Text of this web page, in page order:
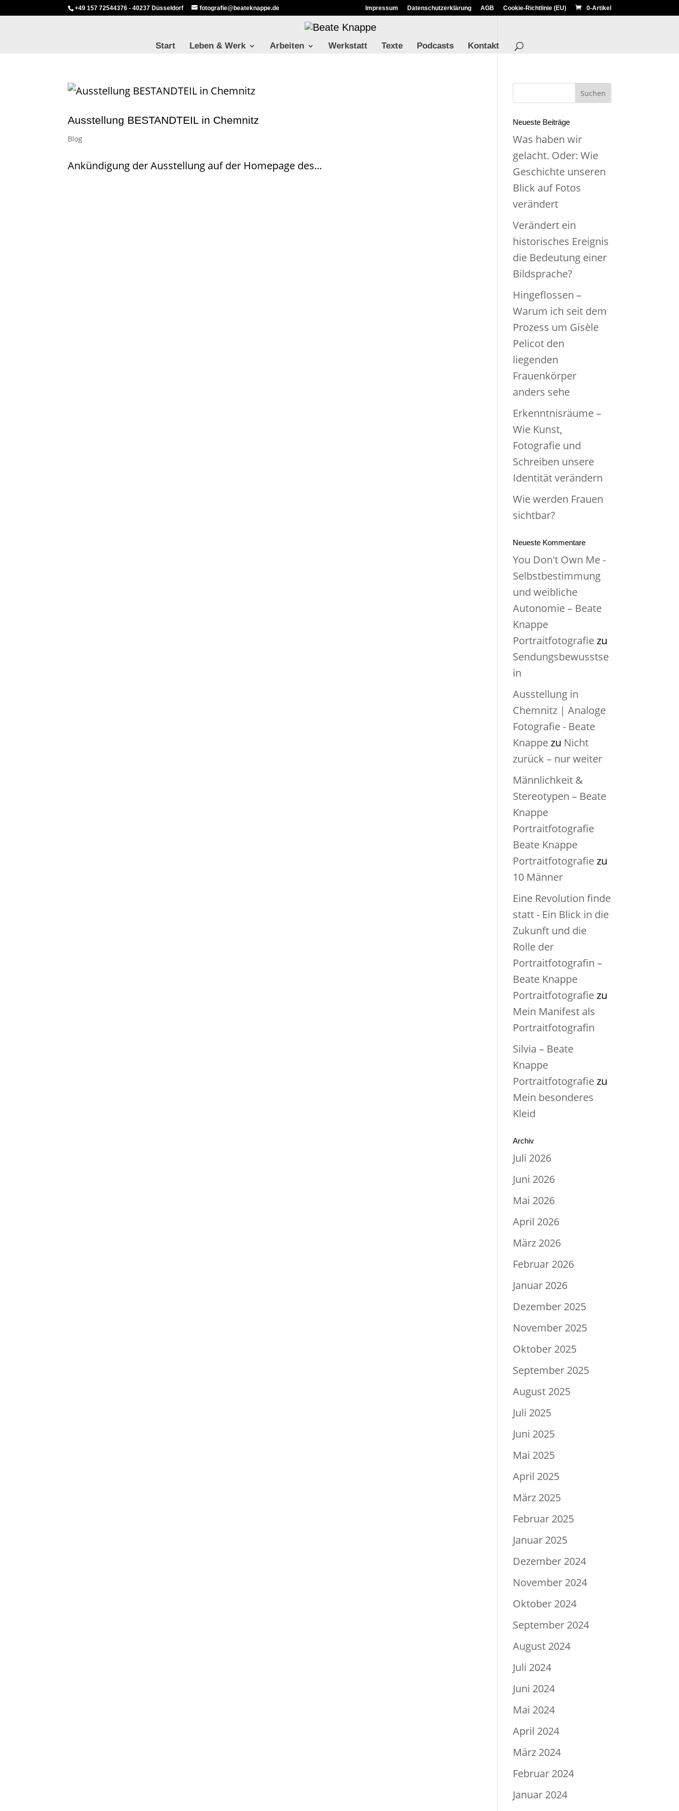
+49 157 72544376 - 40237 Düsseldorf fotografie@beateknappe.de Impressum Datenschutzerklärung AGB Cookie-Richtlinie (EU) 0-Artikel
Start Leben & Werk Arbeiten Werkstatt Texte Podcasts Kontakt
Ausstellung BESTANDTEIL in Chemnitz
Blog
Ankündigung der Ausstellung auf der Homepage des...
Neueste Beiträge
Was haben wir
gelacht. Oder: Wie
Geschichte unseren
Blick auf Fotos
verändert
Verändert ein
historisches Ereignis
die Bedeutung einer
Bildsprache?
Hingeflossen –
Warum ich seit dem
Prozess um Gisèle
Pelicot den
liegenden
Frauenkörper
anders sehe
Erkenntnisräume –
Wie Kunst,
Fotografie und
Schreiben unsere
Identität verändern
Wie werden Frauen
sichtbar?
Neueste Kommentare
You Don't Own Me -
Selbstbestimmung
und weibliche
Autonomie – Beate
Knappe
Portraitfotografiezu
Sendungsbewusstse
in
Ausstellung in
Chemnitz | Analoge
Fotografie - Beate
Knappezu Nicht
zurück – nur weiter
Männlichkeit &
Stereotypen – Beate
Knappe
Portraitfotografie
Beate Knappe
Portraitfotografiezu
10 Männer
Eine Revolution finde
statt - Ein Blick in die
Zukunft und die
Rolle der
Portraitfotografin –
Beate Knappe
Portraitfotografiezu
Mein Manifest als
Portraitfotografin
Silvia – Beate
Knappe
Portraitfotografiezu
Mein besonderes
Kleid
Archiv
Juli 2026
Juni 2026
Mai 2026
April 2026
März 2026
Februar 2026
Januar 2026
Dezember 2025
November 2025
Oktober 2025
September 2025
August 2025
Juli 2025
Juni 2025
Mai 2025
April 2025
März 2025
Februar 2025
Januar 2025
Dezember 2024
November 2024
Oktober 2024
September 2024
August 2024
Juli 2024
Juni 2024
Mai 2024
April 2024
März 2024
Februar 2024
Januar 2024